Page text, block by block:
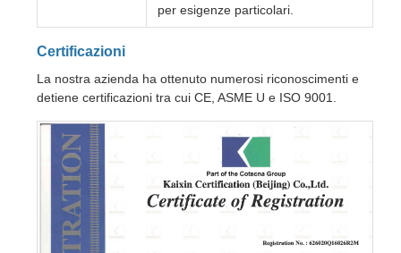
per esigenze particolari.
Certificazioni
La nostra azienda ha ottenuto numerosi riconoscimenti e
detiene certificazioni tra cui CE, ASME U e ISO 9001.